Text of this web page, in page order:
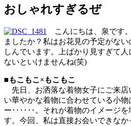
おしゃれすぎるぜ
こんにちは、泉です
ましたか？私はお花見の予定がな
しんでいます。上ばかり見すぎて
ないといけませんね(笑)
■もこもこ×もこもこ
先日、お洒落な着物女子にご来店
い華やかな着物に合わせている小
ー･･････。それが着物のイメージ
す。今回、私は直接お会いできな